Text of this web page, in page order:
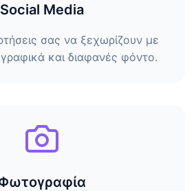
Social Media
σας να ξεχωρίζουν με
και διαφανές φόντο.